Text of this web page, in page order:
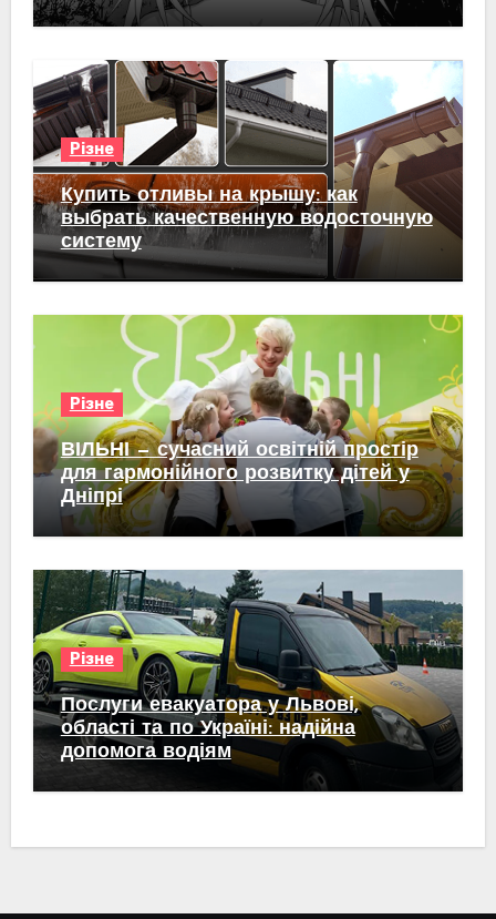
Різне
Купить отливы на крышу: как
выбрать качественную водосточную
систему
Різне
ВІЛЬНІ — сучасний освітній простір
для гармонійного розвитку дітей у
Дніпрі
Різне
Послуги евакуатора у Львові,
області та по Україні: надійна
допомога водіям